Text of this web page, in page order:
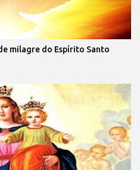
milagre do Espírito Santo